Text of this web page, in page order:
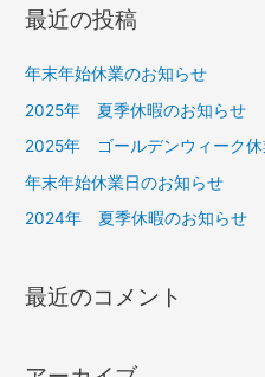
最近の投稿
年末年始休業のお知らせ
2025年 夏季休暇のお知らせ
2025年 ゴールデンウィーク休
年末年始休業日のお知らせ
2024年 夏季休暇のお知らせ
最近のコメント